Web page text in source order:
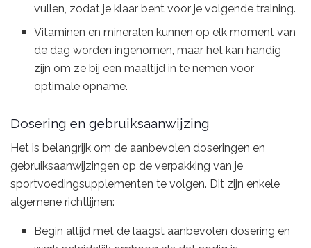
vullen, zodat je klaar bent voor je volgende training.
Vitaminen en mineralen kunnen op elk moment van
de dag worden ingenomen, maar het kan handig
zijn om ze bij een maaltijd in te nemen voor
optimale opname.
Dosering en gebruiksaanwijzing
Het is belangrijk om de aanbevolen doseringen en
gebruiksaanwijzingen op de verpakking van je
sportvoedingsupplementen te volgen. Dit zijn enkele
algemene richtlijnen:
Begin altijd met de laagst aanbevolen dosering en